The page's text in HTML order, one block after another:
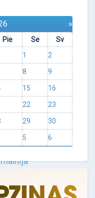
ritenī".
»
Pie Se
Sv
1 2
8 9
15 16
22 23
29 30
5 6